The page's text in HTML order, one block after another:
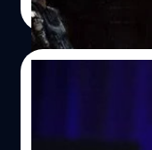
Read More
หุ่นลูกบอลจาก
เล่นที่ใช้สมาร์